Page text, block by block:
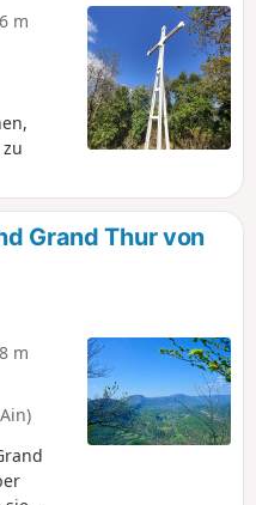
m
und ihr
Grand Thur von
m